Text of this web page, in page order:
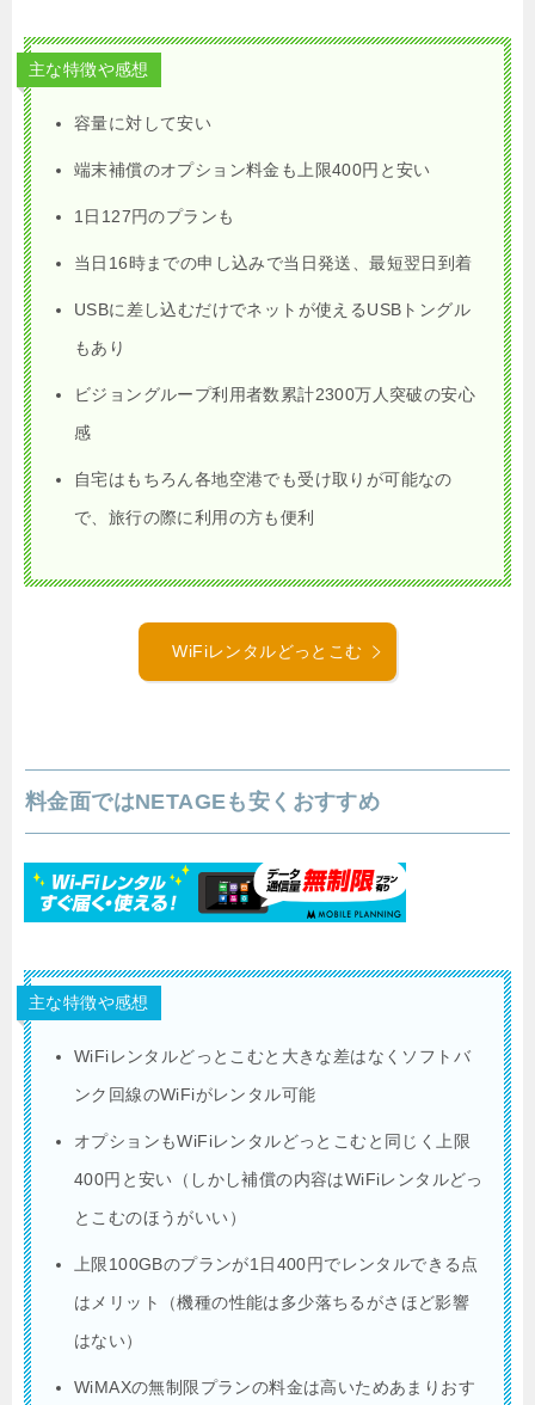
主な特徴や感想
容量に対して安い
端末補償のオプション料金も上限400円と安い
1日127円のプランも
当日16時までの申し込みで当日発送、最短翌日到着
USBに差し込むだけでネットが使えるUSBトングル
もあり
ビジョングループ利用者数累計2300万人突破の安心
感
自宅はもちろん各地空港でも受け取りが可能なの
で、旅行の際に利用の方も便利
WiFiレンタルどっとこむ
料金面ではNETAGEも安くおすすめ
主な特徴や感想
WiFiレンタルどっとこむと大きな差はなくソフトバ
ンク回線のWiFiがレンタル可能
オプションもWiFiレンタルどっとこむと同じく上限
400円と安い（しかし補償の内容はWiFiレンタルどっ
とこむのほうがいい）
上限100GBのプランが1日400円でレンタルできる点
はメリット（機種の性能は多少落ちるがさほど影響
はない）
WiMAXの無制限プランの料金は高いためあまりおす